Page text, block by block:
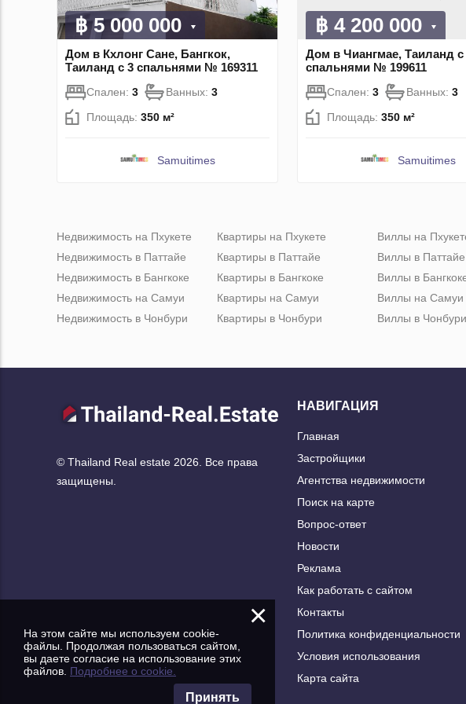
฿ 5 000 000
Дом в Кхлонг Сане, Бангкок,
Таиланд с 3 спальнями № 169311
Спален: 3 Ванных: 3
Площадь: 350 м²
Samuitimes
฿ 4 200 000
Дом в Чиангмае, Таиланд с
спальнями № 199611
Спален: 3 Ванных: 3
Площадь: 350 м²
Samuitimes
Недвижимость на Пхукете
Недвижимость в Паттайе
Недвижимость в Бангкоке
Недвижимость на Самуи
Недвижимость в Чонбури
Квартиры на Пхукете
Квартиры в Паттайе
Квартиры в Бангкоке
Квартиры на Самуи
Квартиры в Чонбури
Виллы на
Виллы в Паттайе
Виллы в
Виллы на Самуи
Виллы в Чонбури
© Thailand Real estate 2026. Все права
защищены.
НАВИГАЦИЯ
Главная
Застройщики
Агентства недвижимости
Поиск на карте
Вопрос-ответ
Новости
Реклама
Как работать с сайтом
Контакты
Политика конфиденциальности
Условия использования
Карта сайта
×
На этом сайте мы используем cookie-
файлы. Продолжая пользоваться сайтом,
вы даете согласие на использование этих
файлов. Подробнее о cookie.
Принять